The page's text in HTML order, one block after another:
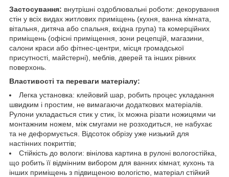
Застосування: внутрішні оздоблювальні роботи: декорування
стін у всіх видах житлових приміщень (кухня, ванна кімната,
вітальня, дитяча або спальня, вхідна група) та комерційних
приміщень (офісні приміщення, зони рецепцій, магазини,
салони краси або фітнес-центри, місця громадської
присутності, майстерні), меблів, дверей та інших рівних
поверхонь.
Властивості та переваги матеріалу:
Легка установка: клейовий шар, робить процес укладання
швидким і простим, не вимагаючи додаткових матеріалів.
Рулони укладається стик у стик, їх можна різати ножицями чи
монтажним ножем, між смугами не розходиться, не набухає
та не деформується. Відсоток обрізу уже низький для
настінних покриттів;
Стійкість до вологи: вінілова картина в рулоні вологостійка,
що робить її відмінним вибором для ванних кімнат, кухонь та
інших приміщень з підвищеною вологістю, матеріал стійкий